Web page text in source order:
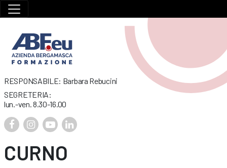
RESPONSABILE: Barbara Rebucini
SEGRETERIA:
lun.-ven. 8.30-16.00
CURNO